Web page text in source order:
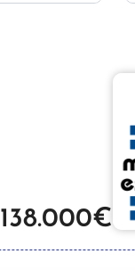
138.000€